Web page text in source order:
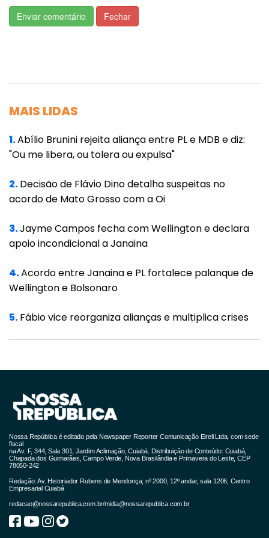
Confira a matéria do G1 na íntegra.
Estados atrelados ao agronegócio devem
liderar alta do PIB em 2021; veja ranking
Levantamento mostra que estados das
crescimento acima da média nacional neste
ano e em 2022, favorecidos pelo ciclo
favorável das commodities.
Os estados cujas economias são atreladas
crescimento maior do que o nacional e liderar
a retomada da economia brasileira até 2022,
A consultoria estima que 15 estados deverão
ter um avanço acima da média nacional
neste ano, sendo 8 deles das regiões Centro-
agrícolas do Nordeste como Piauí e Bahia.
O maior crescimento deverá ser observado
no Mato Grosso (4,97%) e o menor no Rio de
Janeiro (2%). Para o PIB do Brasil a projeção é
de um crescimento de 3,2%, após o tombo de
Enviar comentário Fechar
MAIS LIDAS
1.Abílio Brunini rejeita aliança entre PL e MDB e diz:
"Ou me libera, ou tolera ou expulsa"
2.Decisão de Flávio Dino detalha suspeitas no
acordo de Mato Grosso com a Oi
3.Jayme Campos fecha com Wellington e declara
apoio incondicional a Janaina
4.Acordo entre Janaina e PL fortalece palanque de
Wellington e Bolsonaro
5.Fábio vice reorganiza alianças e multiplica crises
Nossa República é editado pela Newspaper Reporter Comunicação Eireli Ltda, com sede
fiscal
na Av. F, 344, Sala 301, Jardim Aclimação, Cuiabá. Distribuição de Conteúdo: Cuiabá,
Chapada dos Guimarães, Campo Verde, Nova Brasilândia e Primavera do Leste, CEP
78050-242
Redação: Av. Historiador Rubens de Mendonça, nº 2000, 12º andar, sala 1206, Centro
Empresarial Cuiabá
redacao@nossarepublica.com.br/midia@nossarepublica.com.br